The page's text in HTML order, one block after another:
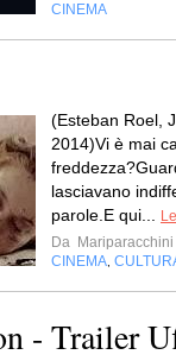
CINEMA
(Esteban Roel,
2014)Vi è mai
lasciavano
parole.E qui...
Da Mariparacchini
CINEMA
- Trailer